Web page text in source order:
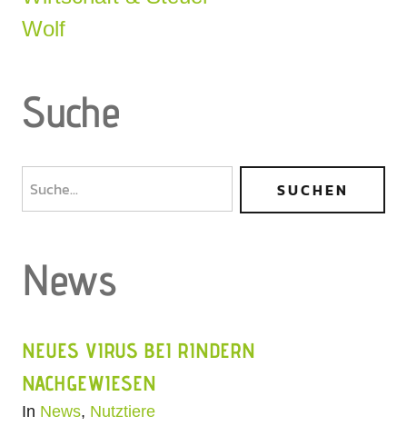
Wolf
Suche
News
NEUES VIRUS BEI RINDERN
NACHGEWIESEN
In News, Nutztiere